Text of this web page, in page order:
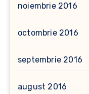
noiembrie 2016
octombrie 2016
septembrie 2016
august 2016